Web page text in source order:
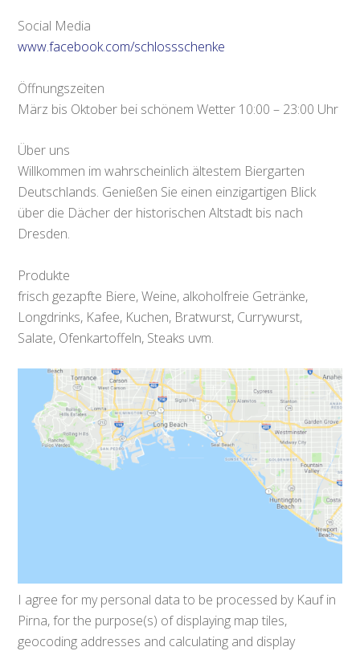
Social Media
www.facebook.com/schlossschenke
Öffnungszeiten
März bis Oktober bei schönem Wetter 10:00 – 23:00 Uhr
Über uns
Willkommen im wahrscheinlich ältestem Biergarten
Deutschlands. Genießen Sie einen einzigartigen Blick
über die Dächer der historischen Altstadt bis nach
Dresden.
Produkte
frisch gezapfte Biere, Weine, alkoholfreie Getränke,
Longdrinks, Kafee, Kuchen, Bratwurst, Currywurst,
Salate, Ofenkartoffeln, Steaks uvm.
I agree for my personal data to be processed by Kauf in
Pirna, for the purpose(s) ofdisplaying map tiles,
geocoding addresses and calculating and display